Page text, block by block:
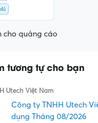
cho quảng cáo
tương tự cho bạn
Utech Việt Nam
Công ty TNHH Utech
dụng Tháng 08/2026